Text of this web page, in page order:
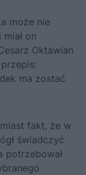
może nie
on
Oktawian
ma zostać
fakt, że w
świadczyć
potrzebował